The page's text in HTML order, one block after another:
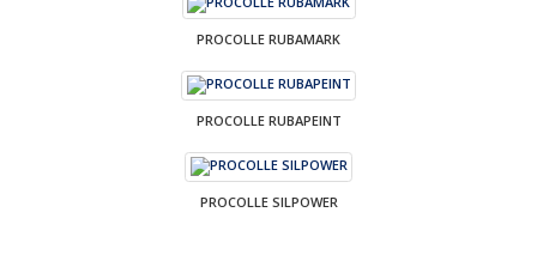
PROCOLLE RUBAMARK
PROCOLLE RUBAPEINT
PROCOLLE SILPOWER